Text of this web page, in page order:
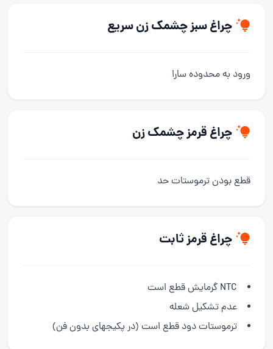
چراغ سبز چشمک زن سریع
ورود به محدوده سارا
چراغ قرمز چشمک زن
قطع بودن ترموستات حد
چراغ قرمز ثابت
NTC گرمایش قطع است
عدم تشکیل شعله
ترموستات دود قطع است (در پکیجهای بدون فن)